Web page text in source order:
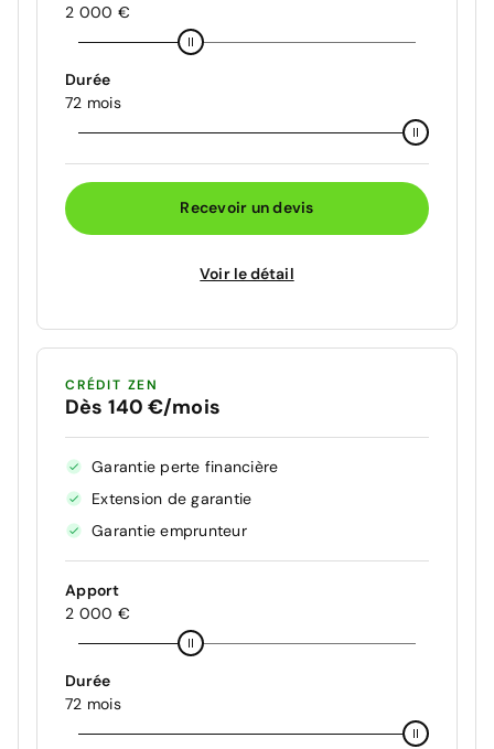
2 000 €
Durée
72 mois
Recevoir un devis
Voir le détail
CRÉDIT ZEN
Dès 140 €/mois
Garantie perte financière
Extension de garantie
Garantie emprunteur
Apport
2 000 €
Durée
72 mois